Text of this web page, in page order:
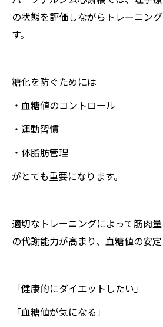
の状態を評価しながらトレーニン
す。
糖化を防ぐためには
・血糖値のコントロール
・運動習慣
・体脂肪管理
がとても重要になります。
適切なトレーニングによって筋肉
の代謝能力が高まり、血糖値の安定
「健康的にダイエットしたい」
「血糖値が気になる」